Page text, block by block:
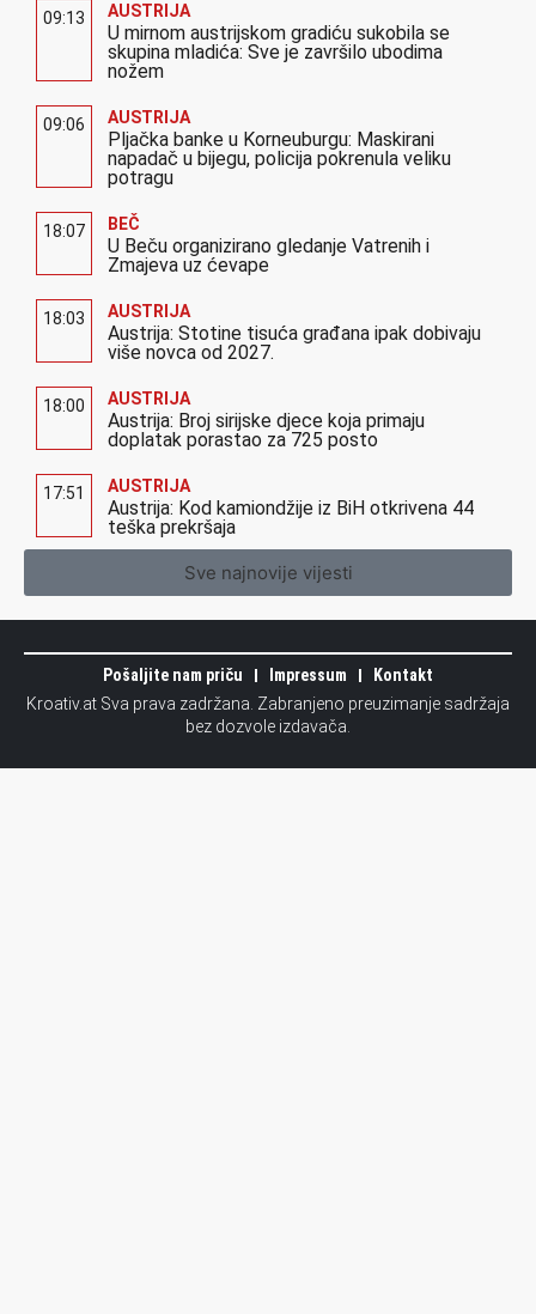
09:13 AUSTRIJA
U mirnom austrijskom gradiću sukobila se
skupina mladića: Sve je završilo ubodima
nožem
09:06 AUSTRIJA
Pljačka banke u Korneuburgu: Maskirani
napadač u bijegu, policija pokrenula veliku
potragu
18:07 BEČ
U Beču organizirano gledanje Vatrenih i
Zmajeva uz ćevape
18:03 AUSTRIJA
Austrija: Stotine tisuća građana ipak dobivaju
više novca od 2027.
18:00 AUSTRIJA
Austrija: Broj sirijske djece koja primaju
doplatak porastao za 725 posto
17:51 AUSTRIJA
Austrija: Kod kamiondžije iz BiH otkrivena 44
teška prekršaja
Sve najnovije vijesti
Pošaljite nam priču Impressum
Kontakt
Kroativ.at Sva prava zadržana. Zabranjeno preuzimanje sadržaja
bez dozvole izdavača.